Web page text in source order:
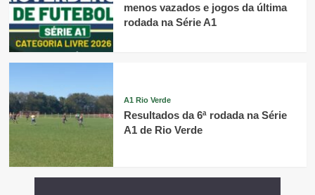
menos vazados e jogos da última
rodada na Série A1
A1 Rio Verde
Resultados da 6ª rodada na Série
A1 de Rio Verde